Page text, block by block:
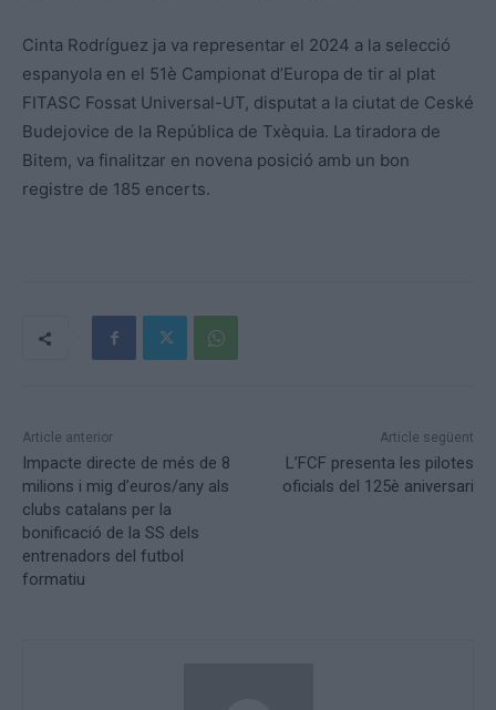
Cinta Rodríguez ja va representar el 2024 a la selecció
espanyola en el 51è Campionat d’Europa de tir al plat
FITASC Fossat Universal-UT, disputat a la ciutat de Ceské
Budejovice de la República de Txèquia. La tiradora de
Bitem, va finalitzar en novena posició amb un bon
registre de 185 encerts.
Article anterior
Impacte directe de més de 8
milions i mig d’euros/any als
clubs catalans per la
bonificació de la SS dels
entrenadors del futbol
formatiu
Article següent
L’FCF presenta les pilotes
oficials del 125è aniversari